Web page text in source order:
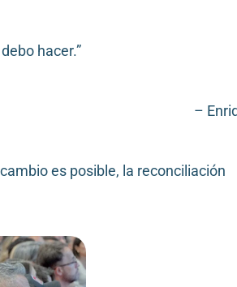
hacer.”
–
es posible, la reconciliación